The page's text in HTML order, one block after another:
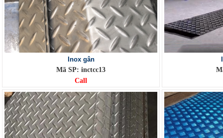
Inox gân
Mã SP: inctcc13
Call